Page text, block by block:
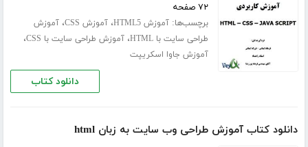
۷۲ صفحه
برچسب‌ها:آموزش HTML5 ،آموزش CSS ،آموزش
طراحی سایت با HTML
،آموزش طراحی سایت با CSS ،
آموزش جاوا اسکریپت
دانلود کتاب
دانلود کتاب آموزش طراحی وب سایت به زبان html